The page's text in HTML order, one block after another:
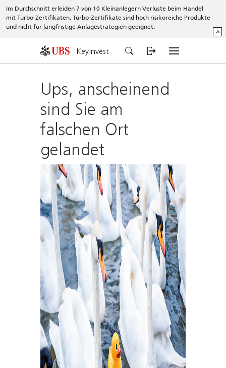
Im Durchschnitt erleiden 7 von 10 Kleinanlegern Verluste beim Handel
mit Turbo-Zertifikaten. Turbo-Zertifikate sind hoch risikoreiche Produkte
und nicht für langfristige Anlagestrategien geeignet.
^
KeyInvest
Ups, anscheinend
sind Sie am
falschen Ort
gelandet